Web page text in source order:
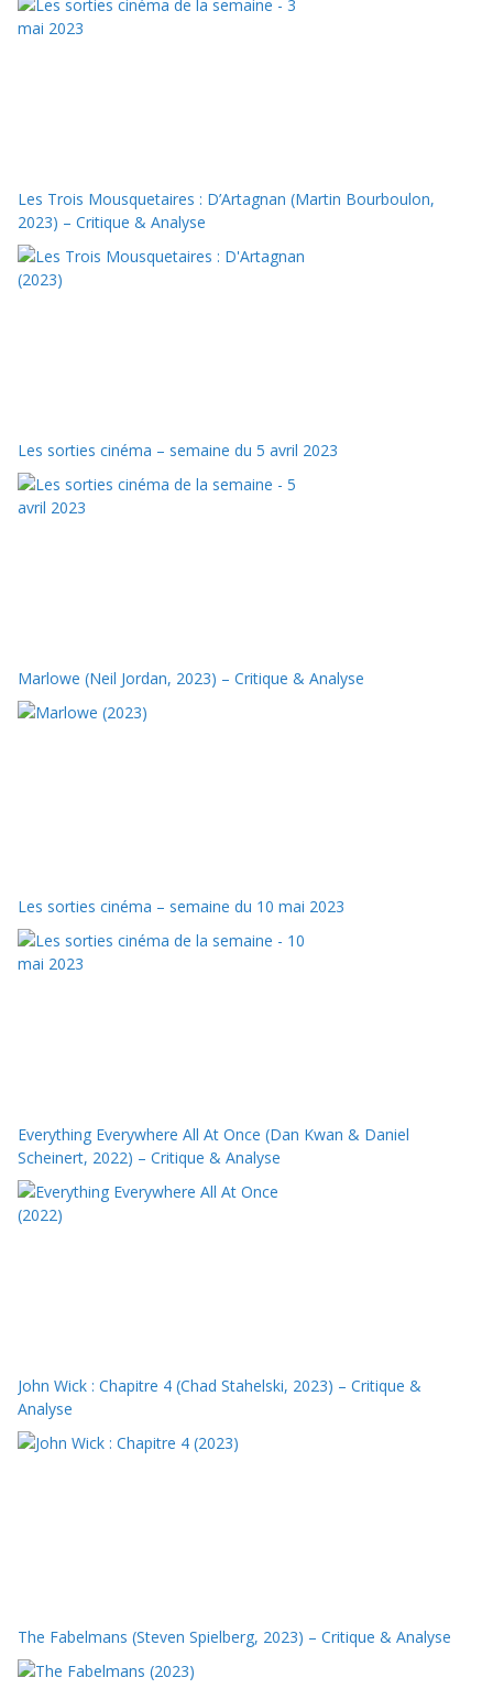
Les Trois Mousquetaires : D’Artagnan (Martin Bourboulon,
2023) – Critique & Analyse
Les sorties cinéma – semaine du 5 avril 2023
Marlowe (Neil Jordan, 2023) – Critique & Analyse
Les sorties cinéma – semaine du 10 mai 2023
Everything Everywhere All At Once (Dan Kwan & Daniel
Scheinert, 2022) – Critique & Analyse
John Wick : Chapitre 4 (Chad Stahelski, 2023) – Critique &
Analyse
The Fabelmans (Steven Spielberg, 2023) – Critique & Analyse